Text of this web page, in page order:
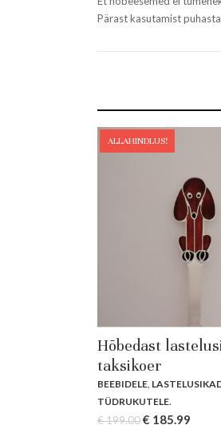
Pärast kasutamist
ALLAHINDLUS!
Hõbedast
taksikoer
BEEBIDELE,
TÜDRUKUTELE.
€199.00Original
€ 185.99